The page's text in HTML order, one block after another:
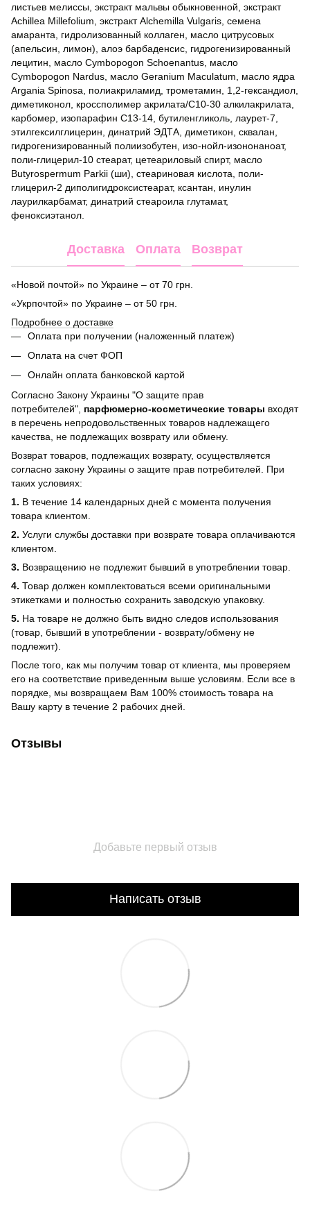
листьев мелиссы, экстракт мальвы обыкновенной, экстракт
Achillea Millefolium, экстракт Alchemilla Vulgaris, семена
амаранта, гидролизованный коллаген, масло цитрусовых
(апельсин, лимон), алоэ барбаденсис, гидрогенизированный
лецитин, масло Cymbopogon Schoenantus, масло
Cymbopogon Nardus, масло Geranium Maculatum, масло ядра
Argania Spinosa, полиакриламид, трометамин, 1,2-гександиол,
диметиконол, кроссполимер акрилата/C10-30 алкилакрилата,
карбомер, изопарафин C13-14, бутиленгликоль, лаурет-7,
этилгексилглицерин, динатрий ЭДТА, диметикон, сквалан,
гидрогенизированный полиизобутен, изо-нойл-изононаноат,
поли-глицерил-10 стеарат, цетеариловый спирт, масло
Butyrospermum Parkii (ши), стеариновая кислота, поли-
глицерил-2 диполигидроксистеарат, ксантан, инулин
лаурилкарбамат, динатрий стеароила глутамат,
феноксиэтанол.
Доставка Оплата Возврат
«Новой почтой» по Украине – от 70 грн.
«Укрпочтой» по Украине – от 50 грн.
Подробнее о доставке
Оплата при получении (наложенный платеж)
Оплата на счет ФОП
Онлайн оплата банковской картой
Согласно Закону Украины "О защите прав
потребителей", парфюмерно-косметические товары входят
в перечень непродовольственных товаров надлежащего
качества, не подлежащих возврату или обмену.
Возврат товаров, подлежащих возврату, осуществляется
согласно закону Украины о защите прав потребителей. При
таких условиях:
1. В течение 14 календарных дней с момента получения
товара клиентом.
2. Услуги службы доставки при возврате товара оплачиваются
клиентом.
3. Возвращению не подлежит бывший в употреблении товар.
4. Товар должен комплектоваться всеми оригинальными
этикетками и полностью сохранить заводскую упаковку.
5. На товаре не должно быть видно следов использования
(товар, бывший в употреблении - возврату/обмену не
подлежит).
После того, как мы получим товар от клиента, мы проверяем
его на соответствие приведенным выше условиям. Если все в
порядке, мы возвращаем Вам 100% стоимость товара на
Вашу карту в течение 2 рабочих дней.
Отзывы
Добавьте первый отзыв
Написать отзыв